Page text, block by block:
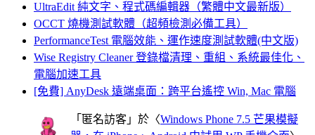
UltraEdit 純文字、程式碼編輯器（繁體中文最新版）
OCCT 燒機測試軟體（超頻檢測必備工具）
PerformanceTest 電腦效能、運作速度測試軟體(中文版)
Wise Registry Cleaner 登錄檔清理、重組、系統最佳化、
電腦加速工具
[免費] AnyDesk 遠端桌面：跨平台遙控 Win, Mac 電腦
「 匿名訪客 」於〈Windows Phone 7.5 芒果模擬